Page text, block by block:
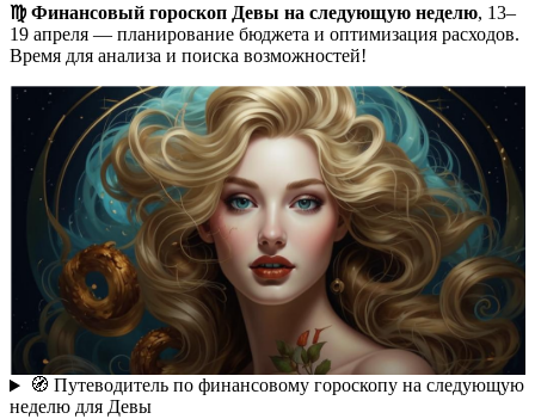
♍ Финансовый гороскоп Девы на следующую неделю, 13–
19 апреля — планирование бюджета и оптимизация расходов.
Время для анализа и поиска возможностей!
🧭 Путеводитель по финансовому гороскопу на следующую
неделю для Девы